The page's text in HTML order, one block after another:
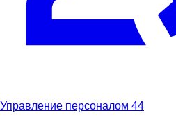
Управление персоналом 44